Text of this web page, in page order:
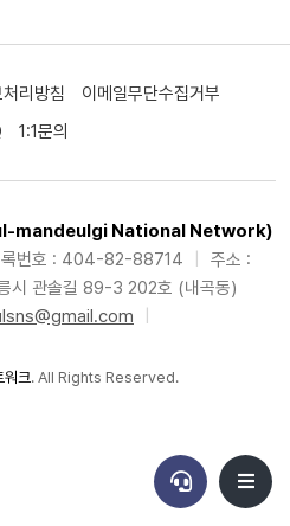
리방침
이메일무단수집거부
1:1문의
mandeulgi National Network)
록번호 : 404-82-88714
주소 :
시 관솔길 89-3 202호 (내곡동)
워크. All Rights Reserved.